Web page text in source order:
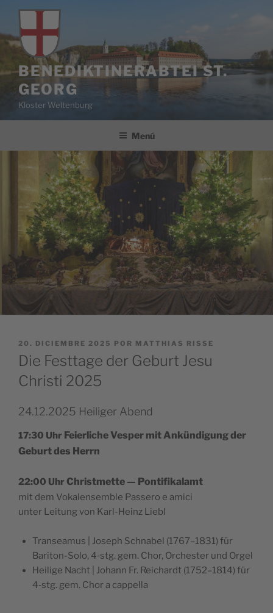
Saltar
contenido
BENEDIKTINERABTEI ST.
GEORG
Kloster Weltenburg
Menú
PUBLICADO
EL
20. DICIEMBRE 2025 POR MATTHIAS RISSE
Die Festtage der Geburt Jesu
Christi 2025
24.12.2025 Heiliger Abend
17:30 Uhr Feier­li­che Ves­per mit Ankün­di­gung der
Geburt des Herrn
22:00 Uhr Christ­met­te — Pontifikalamt
mit dem Voka­len­sem­ble Pas­se­ro e amici
unter Lei­tung von Karl-Heinz Liebl
Transea­mus | Joseph Sch­na­bel (1767–1831) für
Bari­ton-Solo, 4‑stg. gem. Chor, Orches­ter und Orgel
Hei­li­ge Nacht | Johann Fr. Reichardt (1752–1814) für
4‑stg. gem. Chor a cappella